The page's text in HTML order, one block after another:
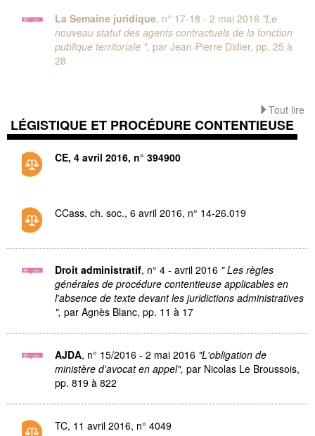
La Semaine juridique, n° 17-18 - 2 mai 2016 "Le
nouveau statut des agents contractuels de la fonction
publique territoriale ", par Jean-Pierre Didier, pp. 25 à
28
Tout lire
LÉGISTIQUE ET PROCÉDURE CONTENTIEUSE
CE, 4 avril 2016, n° 394900
CCass, ch. soc., 6 avril 2016, n° 14-26.019
Droit administratif, n° 4 - avril 2016 " Les règles
générales de procédure contentieuse applicables en
l'absence de texte devant les juridictions administratives
", par Agnès Blanc, pp. 11 à 17
AJDA, n° 15/2016 - 2 mai 2016 "L'obligation de
ministère d'avocat en appel", par Nicolas Le Broussois,
pp. 819 à 822
TC, 11 avril 2016, n° 4049